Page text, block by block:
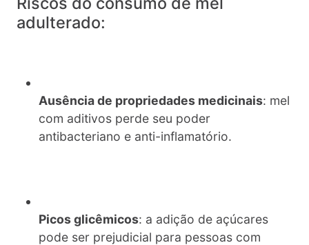
adulterado:
Ausência de propriedades medicinais: mel
com aditivos perde seu poder
antibacteriano e anti-inflamatório.
Picos glicêmicos: a adição de açúcares
pode ser prejudicial para pessoas com